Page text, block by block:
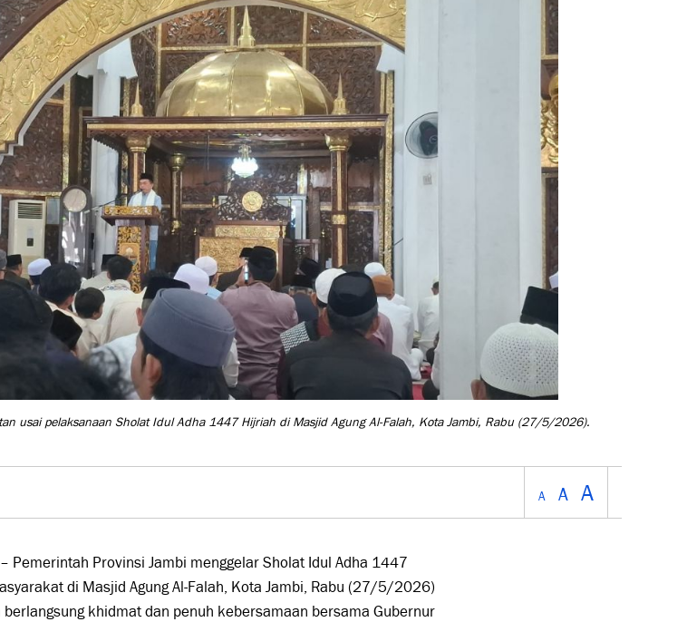
usai pelaksanaan Sholat Idul Adha 1447 Hijriah di Masjid Agung Al-Falah, Kota Jambi, Rabu (27/5/2026).
A A A
– Pemerintah Provinsi Jambi menggelar Sholat Idul Adha 1447
di Masjid Agung Al-Falah, Kota Jambi, Rabu (27/5/2026)
khidmat dan penuh kebersamaan bersama Gubernur